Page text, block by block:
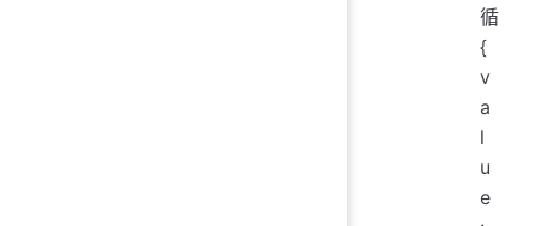
循
{
v
a
l
u
e